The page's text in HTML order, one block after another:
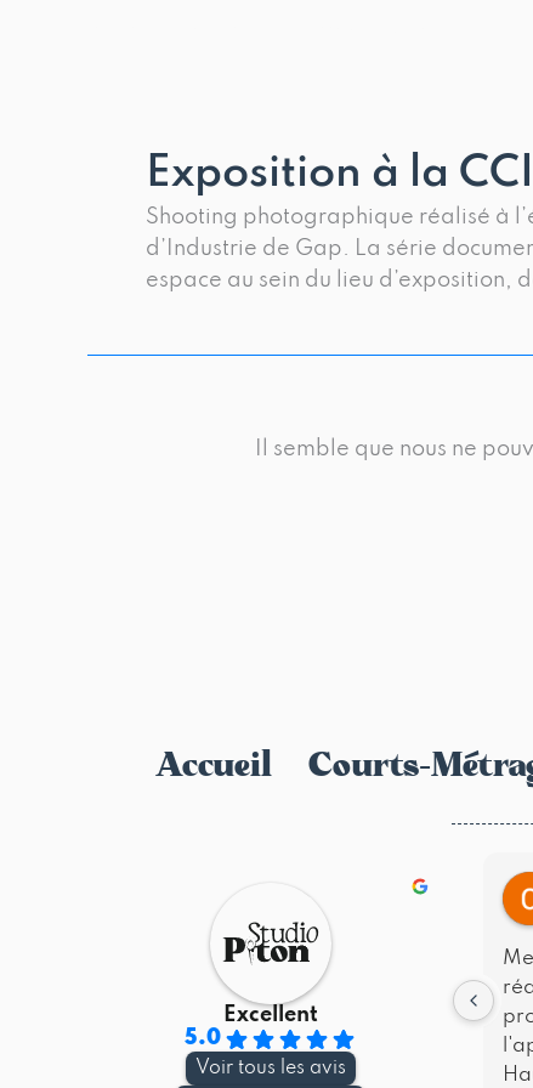
Exposition à la
Shooting photographique réalisé à
d’Industrie de Gap. La série
espace au sein du lieu d’exposition,
Il semble que nous ne
Accueil Courts-
Excellent
5.0
Voir tous les avis